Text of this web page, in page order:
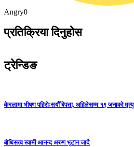
Angry0
प्रतिक्रिया दिनुहोस
ट्रेन्डिङ
केरलामा भीषण पहिरोःसयौँ बेपत्ता, अहिलेसम्म १९ जनाको
बोधिसत्व स्वामी आनन्द अरुण भुटान जादै